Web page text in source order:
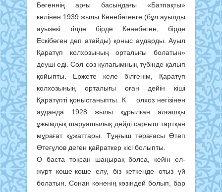
Бөгеннің арғы басындағы «Батпақты»
көлінен 1939 жылы Көнебөгенге (бұл ауылды
ауызекі тілде бірде Көнебөген, бірде
Ескібөген деп атайды) қоныс аударды. Ауыл
Қаратүп колхозының орталығы болатын»
деуші еді. Сол сөз құлағымның түбінде қалып
қойыпты. Ержете келе білгенім, Қаратүп
колхозының орталығы оған дейін кіші
Қаратүпті қоныстаныпты. К олхоз негізінен
ауданда 1928 жылы құрылған алғашқы
ұжымдық шаруашылық дейді сарғыш тартқан
мұрағат құжаттары. Тұңғыш төрағасы Өтеп
Өтеғұлов деген қайраткер кісі болыпты.
О баста тоқсан шаңырақ болса, кейін ел-
жұрт көше-көше елу, біз кеткенде отыз үй
болатын. Сонан көненің көзіндей болып, бар